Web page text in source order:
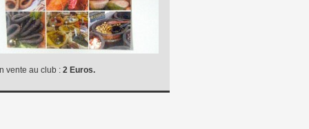
vente au club : 2 Euros.